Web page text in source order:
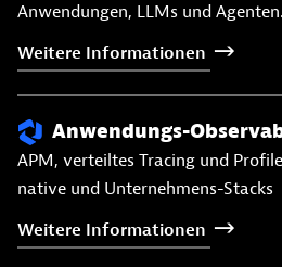
Anwendungen, LLMs und Agenten.
Weitere Informationen
Anwendungs-
APM, verteiltes Tracing und
native und Unternehmens-Stacks
Weitere Informationen